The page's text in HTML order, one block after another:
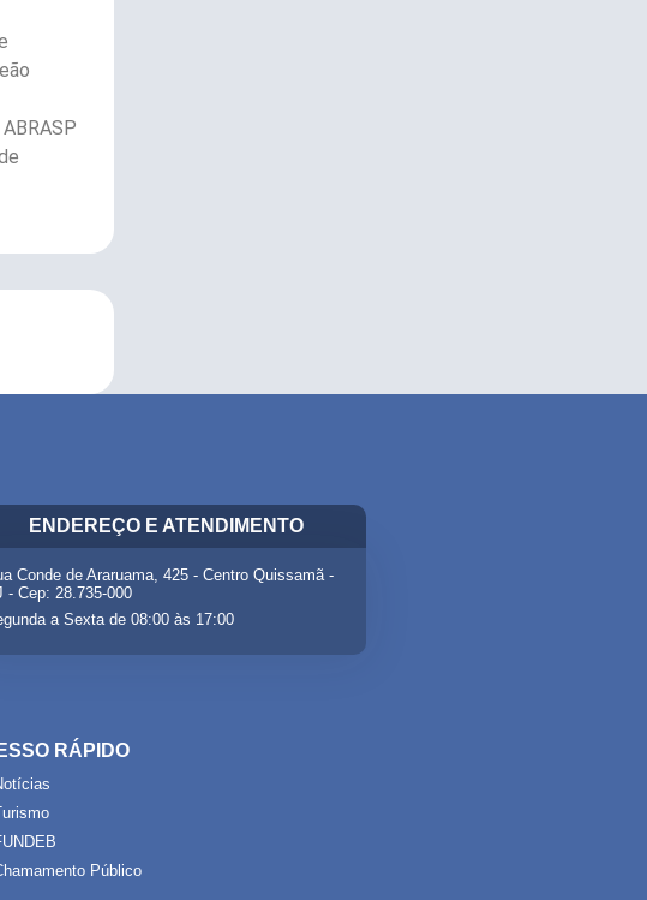
ENDEREÇO E ATENDIMENTO
Conde de Araruama, 425 - Centro Quissamã -
- Cep: 28.735-000
a Sexta de 08:00 às 17:00
RÁPIDO
Público